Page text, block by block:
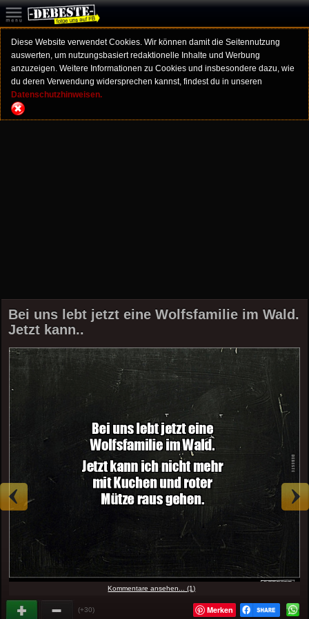
Diese Website verwendet Cookies. Wir können damit die Seitennutzung
auswerten, um nutzungsbasiert redaktionelle Inhalte und Werbung
anzuzeigen. Weitere Informationen zu Cookies und insbesondere dazu, wie
du deren Verwendung widersprechen kannst, findest du in unseren
Datenschutzhinweisen.
Bei uns lebt jetzt eine Wolfsfamilie im Wald.
Jetzt kann..
Kommentare ansehen... (1)
(+30) Merken